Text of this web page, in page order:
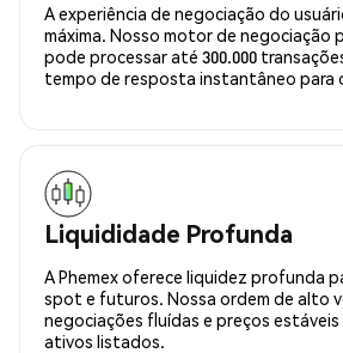
A experiência de negociação do
máxima. Nosso motor de negociação
pode processar até 300.000
tempo de resposta instantâneo para
Liquididade Profunda
A Phemex oferece liquidez profunda
spot e futuros. Nossa ordem de alto
negociações fluídas e preços
ativos listados.